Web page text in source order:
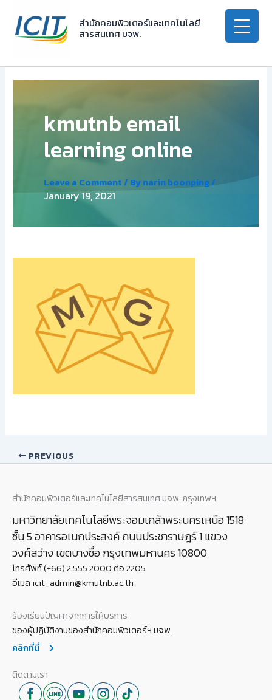
content
สำนักคอมพิวเตอร์และเทคโนโลยี
สารสนเทศ มจพ.
kmutnb email
learning online
Leave a Comment / Bynarin boonping/
January 19, 2021
PREVIOUS
สำนักคอมพิวเตอร์และเทคโนโลยีสารสนเทศ มจพ. กรุงเทพฯ
มหาวิทยาลัยเทคโนโลยีพระจอมเกล้าพระนครเหนือ 1518
ชั้น 5 อาคารอเนกประสงค์ ถนนประชาราษฎร์ 1 แขวง
วงศ์สว่าง เขตบางซื่อ กรุงเทพมหานคร 10800
โทรศัพท์ (+66) 2 555 2000 ต่อ 2205
อีเมล icit_admin@kmutnb.ac.th
ร้องเรียนปัญหาจากการให้บริการ
ของผู้ปฏิบัติงานของสำนักคอมพิวเตอร์ฯ มจพ.
คลิกที่นี่
ติดตามเรา